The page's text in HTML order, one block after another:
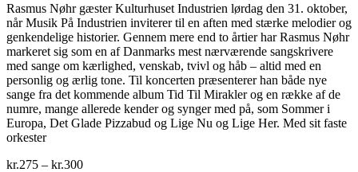
Rasmus Nøhr gæster Kulturhuset Industrien lørdag den 31. oktober,
når Musik På Industrien inviterer til en aften med stærke melodier og
genkendelige historier. Gennem mere end to årtier har Rasmus Nøhr
markeret sig som en af Danmarks mest nærværende sangskrivere
med sange om kærlighed, venskab, tvivl og håb – altid med en
personlig og ærlig tone. Til koncerten præsenterer han både nye
sange fra det kommende album Tid Til Mirakler og en række af de
numre, mange allerede kender og synger med på, som Sommer i
Europa, Det Glade Pizzabud og Lige Nu og Lige Her. Med sit faste
orkester
kr.275 – kr.300